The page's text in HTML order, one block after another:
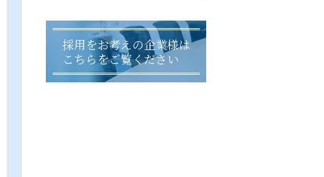
採用をお考えの企業様は
こちらをご覧ください